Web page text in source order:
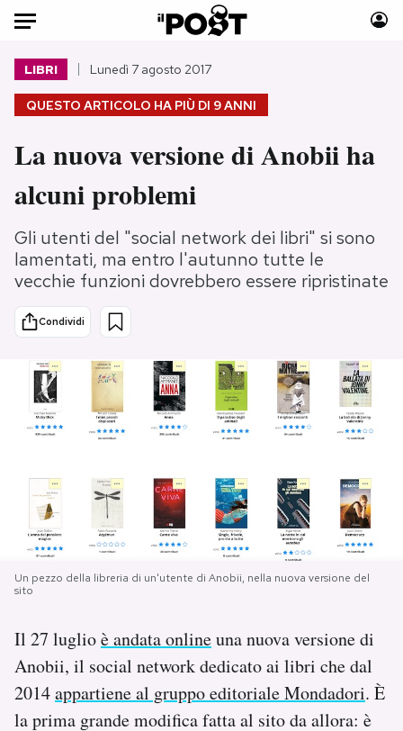
Auto
HOME
Italia
Politica
Tecnologia
Internet
Scienza
Cultura
Economia
Sport
Moda
Storie/Idee
Ok Boomer!
Media
Mondiali calcio 2026
PODCAST
NEWSLETTER
I MIEI PREFERITI
CALENDARIO
QUESTO ARTICOLO HA PIÙ DI 9 ANNI
LIBRI Lunedì 7 agosto 2017
La nuova versione di Anobii ha
alcuni problemi
Gli utenti del "social network dei libri" si sono
lamentati, ma entro l'autunno tutte le
vecchie funzioni dovrebbero essere ripristinate
Condividi
Un pezzo della libreria di un'utente di Anobii, nella nuova versione del
sito
Il 27 luglioè andata onlineuna nuova versione di
Anobii, il social network dedicato ai libri che dal
2014appartiene al gruppo editoriale Mondadori. È
la prima grande modifica fatta al sito da allora: è